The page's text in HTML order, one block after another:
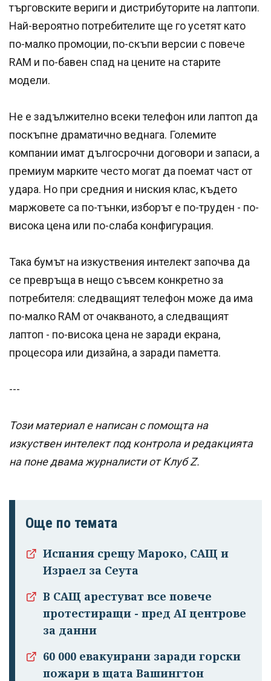
търговските вериги и дистрибуторите на лаптопи.
Най-вероятно потребителите ще го усетят като
по-малко промоции, по-скъпи версии с повече
RAM и по-бавен спад на цените на старите
модели.
Не е задължително всеки телефон или лаптоп да
поскъпне драматично веднага. Големите
компании имат дългосрочни договори и запаси, а
премиум марките често могат да поемат част от
удара. Но при средния и ниския клас, където
маржовете са по-тънки, изборът е по-труден - по-
висока цена или по-слаба конфигурация.
Така бумът на изкуствения интелект започва да
се превръща в нещо съвсем конкретно за
потребителя: следващият телефон може да има
по-малко RAM от очакваното, а следващият
лаптоп - по-висока цена не заради екрана,
процесора или дизайна, а заради паметта.
---
Този материал е написан с помощта на
изкуствен интелект под контрола и редакцията
на поне двама журналисти от Клуб Z.
Още по темата
Испания срещу Мароко, САЩ и
Израел за Сеута
В САЩ арестуват все повече
протестиращи - пред AI центрове
за данни
60 000 евакуирани заради горски
пожари в щата Вашингтон